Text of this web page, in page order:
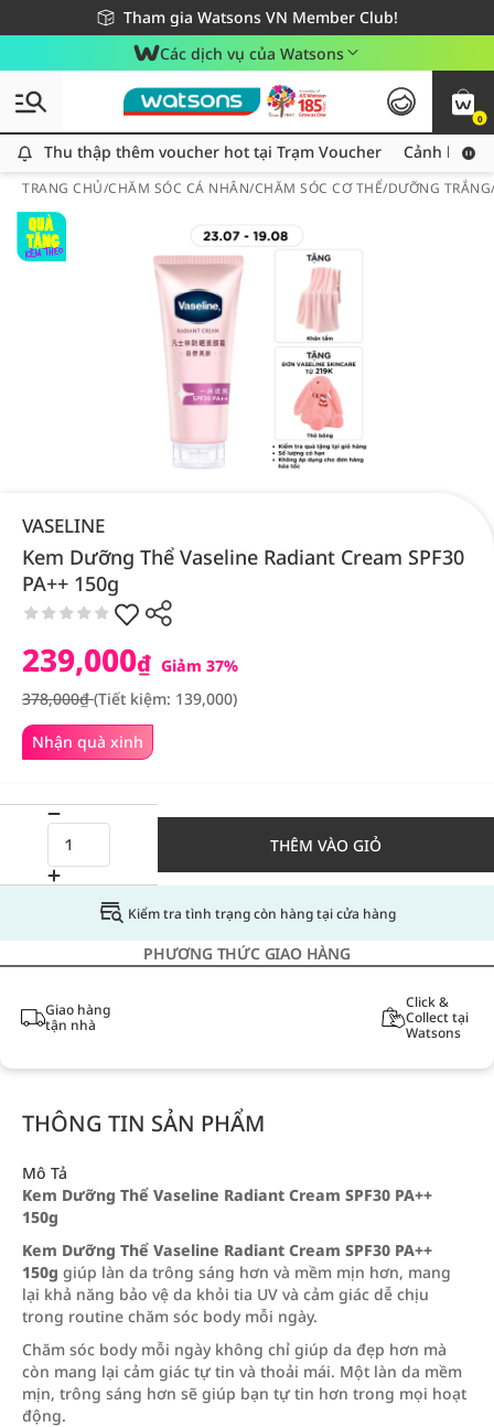
Tham gia Watsons VN Member Club!
Miễn phí giao hàng cho đơn hàng từ 249,000Đ
Giao hàng nhanh 24h - Áp dụng khu vực TP. Hồ Chí Minh
Các dịch vụ của Watsons
0
Thu thập thêm voucher hot tại Trạm Voucher
Thu thập thêm voucher hot tại Trạm Voucher Cảnh báo
TRANG CHỦ/CHĂM SÓC CÁ NHÂN/CHĂM SÓC CƠ THỂ/DƯỠNG TRẮNG
VASELINE
Kem Dưỡng Thể Vaseline Radiant Cream SPF30
PA++ 150g
Nhận quà xinh
239,000₫ Giảm 37%
378,000₫(Tiết kiệm: 139,000)
THÊM VÀO GIỎ
Kiểm tra tình trạng còn hàng tại cửa hàng
PHƯƠNG THỨC GIAO HÀNG
Giao hàng
tận nhà
Click &
Collect tại
Watsons
THÔNG TIN SẢN PHẨM
Mô Tả
Kem Dưỡng Thể Vaseline Radiant Cream SPF30 PA++
150g
Kem Dưỡng Thể Vaseline Radiant Cream SPF30 PA++
150g giúp làn da trông sáng hơn và mềm mịn hơn, mang
lại khả năng bảo vệ da khỏi tia UV và cảm giác dễ chịu
trong routine chăm sóc body mỗi ngày.
Chăm sóc body mỗi ngày không chỉ giúp da đẹp hơn mà
còn mang lại cảm giác tự tin và thoải mái. Một làn da mềm
mịn, trông sáng hơn sẽ giúp bạn tự tin hơn trong mọi hoạt
động.